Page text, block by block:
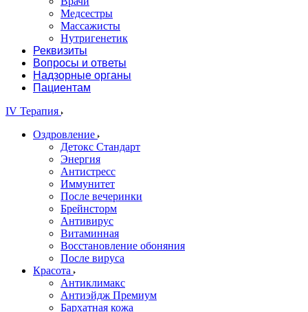
Медсестры
Массажисты
Нутригенетик
Реквизиты
Вопросы и ответы
Надзорные органы
Пациентам
IV Терапия
Оздровление
Детокс Стандарт
Энергия
Антистресс
Иммунитет
После вечеринки
Брейнсторм
Антивирус
Витаминная
Восстановление обоняния
После вируса
Красота
Антиклимакс
Антиэйдж Премиум
Бархатная кожа